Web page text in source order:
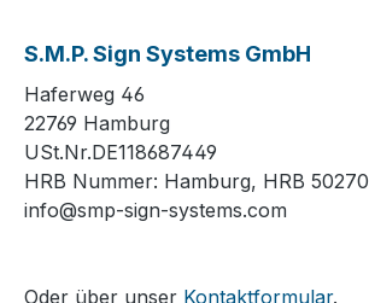
S.M.P. Sign Systems GmbH
Haferweg 46
22769 Hamburg
USt.Nr.DE118687449
HRB Nummer: Hamburg, HRB 50270
info@smp-sign-systems.com
Oder über unser Kontaktformular.